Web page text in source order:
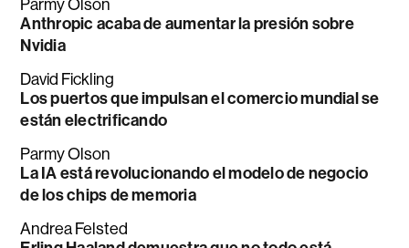
Parmy Olson
Anthropic acaba de aumentar la presión sobre
Nvidia
David Fickling
Los puertos que impulsan el comercio mundial se
están electrificando
Parmy Olson
La IA está revolucionando el modelo de negocio
de los chips de memoria
Andrea Felsted